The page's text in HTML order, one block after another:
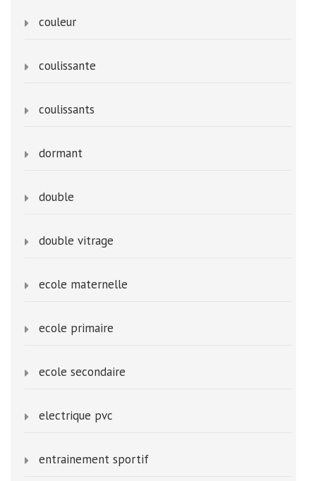
couleur
coulissante
coulissants
dormant
double
double vitrage
ecole maternelle
ecole primaire
ecole secondaire
electrique pvc
entrainement sportif